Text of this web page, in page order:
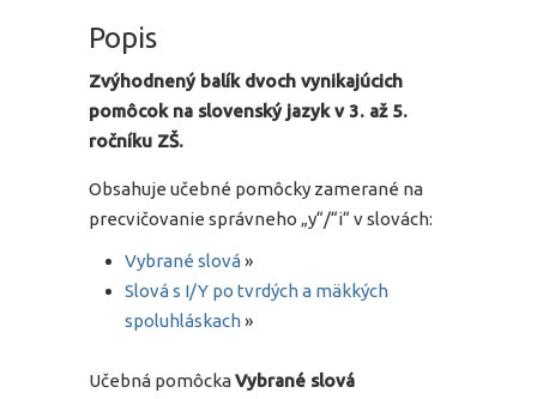
Popis
Zvýhodnený balík dvoch vynikajúcich
pomôcok na slovenský jazyk v 3. až 5.
ročníku ZŠ.
Obsahuje učebné pomôcky zamerané na
precvičovanie správneho „y“/“i“ v slovách:
Vybrané slová»
Slová s I/Y po tvrdých a mäkkých
spoluhláskach»
Učebná pomôckaVybrané slová